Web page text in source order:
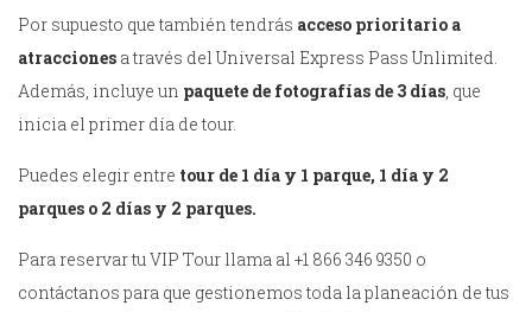
Por supuesto que también tendrás acceso prioritario a
atracciones a través del Universal Express Pass Unlimited.
Además, incluye un paquete de fotografías de 3 días , que
inicia el primer día de tour.
Puedes elegir entre tour de 1 día y 1 parque, 1 día y 2
parques o 2 días y 2 parques.
Para reservar tu VIP Tour llama al +1 866 346 9350 o
contáctanos para que gestionemos toda la planeación de tus